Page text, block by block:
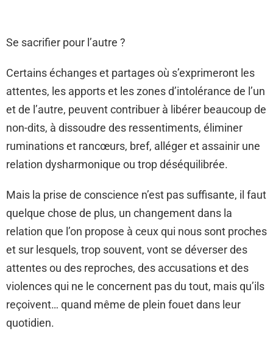
Se sacrifier pour l’autre ?
Certains échanges et partages où s’exprimeront les
attentes, les apports et les zones d’intolérance de l’un
et de l’autre, peuvent contribuer à libérer beaucoup de
non-dits, à dissoudre des ressentiments, éliminer
ruminations et rancœurs, bref, alléger et assainir une
relation dysharmonique ou trop déséquilibrée.
Mais la prise de conscience n’est pas suffisante, il faut
quelque chose de plus, un changement dans la
relation que l’on propose à ceux qui nous sont proches
et sur lesquels, trop souvent, vont se déverser des
attentes ou des reproches, des accusations et des
violences qui ne le concernent pas du tout, mais qu’ils
reçoivent… quand même de plein fouet dans leur
quotidien.